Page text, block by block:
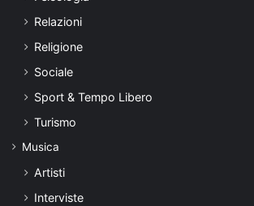
Relazioni
Religione
Sociale
Sport & Tempo Libero
Turismo
Musica
Artisti
Interviste